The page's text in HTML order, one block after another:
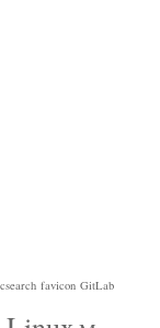
favicon GitLab